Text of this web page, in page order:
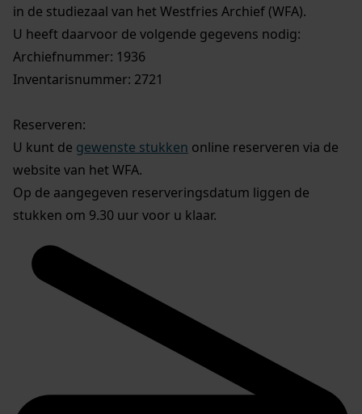
in de studiezaal van het Westfries Archief (WFA).
U heeft daarvoor de volgende gegevens nodig:
Archiefnummer: 1936
Inventarisnummer: 2721
Reserveren:
U kunt de gewenste stukken online reserveren via de
website van het WFA.
Op de aangegeven reserveringsdatum liggen de
stukken om 9.30 uur voor u klaar.